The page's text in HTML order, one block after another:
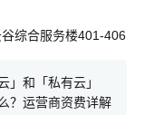
综合服务楼401-406
」和「私有云」
？运营商资费详解